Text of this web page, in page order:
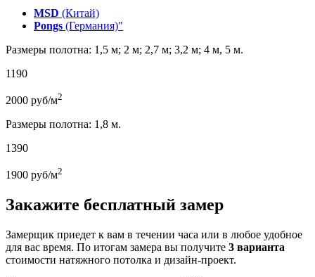
MSD (Китай)
Pongs (Германия)"
Размеры полотна: 1,5 м; 2 м; 2,7 м; 3,2 м; 4 м, 5 м.
1190
2000 руб/м2
Размеры полотна: 1,8 м.
1390
1900 руб/м2
Закажите бесплатный замер
Замерщик приедет к вам в течении часа или в любое удобное
для вас время. По итогам замера вы получите 3 варианта
стоимости натяжного потолка и дизайн-проект.